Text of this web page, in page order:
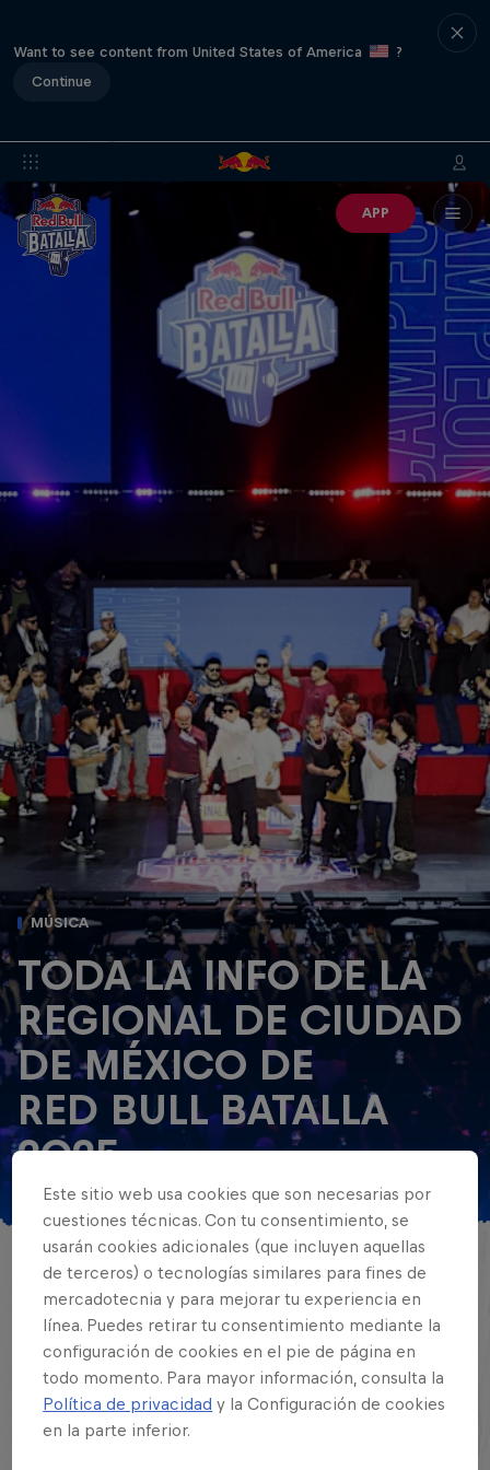
Want to see content from United States of America
?
Continue
APP
MÚSICA
TODA LA INFO DE LA
REGIONAL DE CIUDAD
DE MÉXICO DE
RED BULL BATALLA
2025
16 MCs fueron clasificados para participar
en la Regional de CDMX de Red Bull
Batalla donde solo los primeros 3 lugares
lograrán llegar a la final. Pronto
anunciaremos la nueva fecha.
Este sitio web usa cookies que son necesarias por
cuestiones técnicas. Con tu consentimiento, se
usarán cookies adicionales (que incluyen aquellas
de terceros) o tecnologías similares para fines de
mercadotecnia y para mejorar tu experiencia en
línea. Puedes retirar tu consentimiento mediante la
configuración de cookies en el pie de página en
todo momento. Para mayor información, consulta la
Política de privacidad y la Configuración de cookies
en la parte inferior.